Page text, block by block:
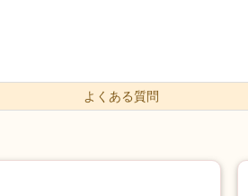
よくある質問